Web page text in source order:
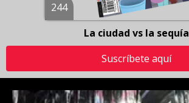
244
La ciudad vs la sequía
Suscríbete aquí